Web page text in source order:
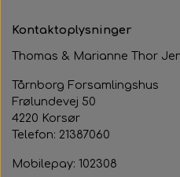
Aften med Phillip
Kontaktoplysninger
Thomas & Marianne Thor
Tårnborg Forsamlingshus
Frølundevej 50
4220 Korsør
Telefon: 21387060
Mobilepay: 102308